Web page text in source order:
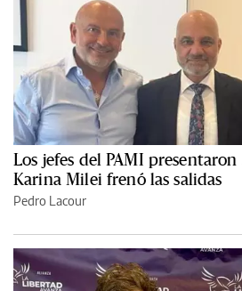
Los jefes del PAMI
Karina Milei frenó las salidas
Pedro Lacour